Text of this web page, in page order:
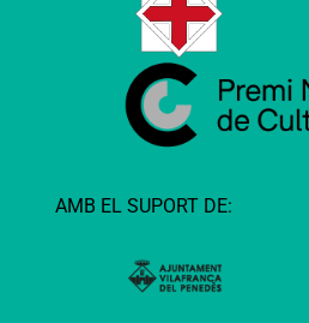
AMB EL SUPORT DE: